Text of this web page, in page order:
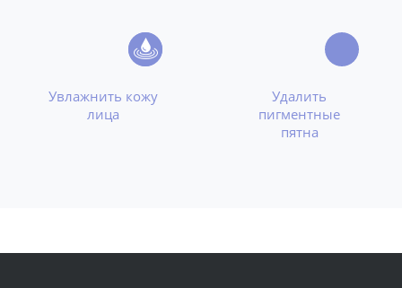
Увлажнить кожу
лица
Удалить
пигментные
пятна